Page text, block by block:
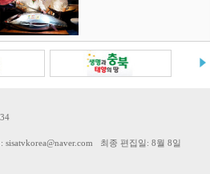
최종 편집일: 8월 8일